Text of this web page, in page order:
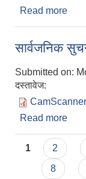
Read more
सार्वजनिक
Submitted on:
दस्तावेज:
Read more
Pages
1 2
8